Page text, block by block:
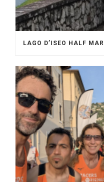
LAGO D’ISEO HALF